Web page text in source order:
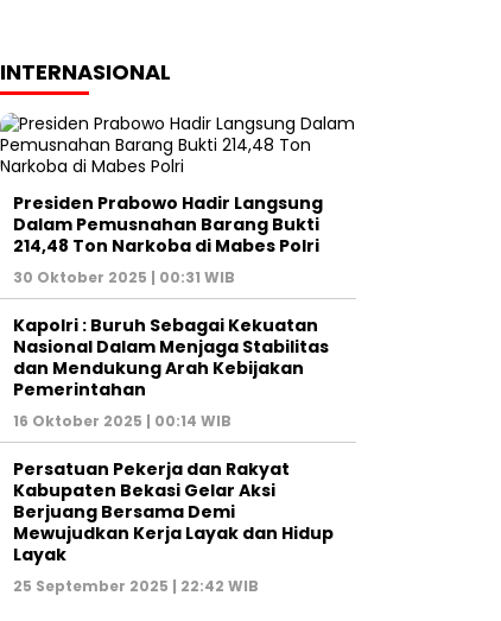
INTERNASIONAL
Presiden Prabowo Hadir Langsung
Dalam Pemusnahan Barang Bukti
214,48 Ton Narkoba di Mabes Polri
30 Oktober 2025 | 00:31 WIB
Kapolri : Buruh Sebagai Kekuatan
Nasional Dalam Menjaga Stabilitas
dan Mendukung Arah Kebijakan
Pemerintahan
16 Oktober 2025 | 00:14 WIB
Persatuan Pekerja dan Rakyat
Kabupaten Bekasi Gelar Aksi
Berjuang Bersama Demi
Mewujudkan Kerja Layak dan Hidup
Layak
25 September 2025 | 22:42 WIB